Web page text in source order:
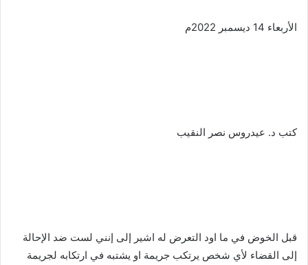
الأربعاء 14 ديسمبر 2022م
كتب د. عيدروس نصر النقيب
قبل الخوض في ما اود التعرض له اشير إلى إنني لست ضد الإحالة
إلى القضاء لأي شخص يرتكب جريمة او يشتبه في ارتكابه لجريمة